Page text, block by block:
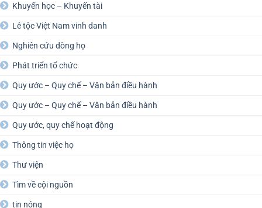
Khuyến học – Khuyến tài
Lê tộc Việt Nam vinh danh
Nghiên cứu dòng họ
Phát triển tổ chức
Quy ước – Quy chế – Văn bản điều hành
Quy ước – Quy chế – Văn bản điều hành
Quy ước, quy chế hoạt động
Thông tin việc họ
Thư viện
Tìm về cội nguồn
tin nóng